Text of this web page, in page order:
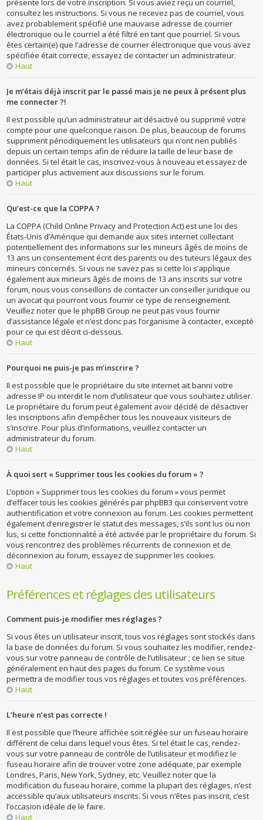
présente lors de votre inscription. Si vous aviez reçu un courriel,
consultez les instructions. Si vous ne recevez pas de courriel, vous
avez probablement spécifié une mauvaise adresse de courrier
électronique ou le courriel a été filtré en tant que pourriel. Si vous
êtes certain(e) que l’adresse de courrier électronique que vous avez
spécifiée était correcte, essayez de contacter un administrateur.
Haut
Je m’étais déjà inscrit par le passé mais je ne peux à présent plus
me connecter ?!
Il est possible qu’un administrateur ait désactivé ou supprimé votre
compte pour une quelconque raison. De plus, beaucoup de forums
suppriment périodiquement les utilisateurs qui n’ont rien publiés
depuis un certain temps afin de réduire la taille de leur base de
données. Si tel était le cas, inscrivez-vous à nouveau et essayez de
participer plus activement aux discussions sur le forum.
Haut
Qu’est-ce que la COPPA ?
La COPPA (Child Online Privacy and Protection Act) est une loi des
États-Unis d’Amérique qui demande aux sites internet collectant
potentiellement des informations sur les mineurs âgés de moins de
13 ans un consentement écrit des parents ou des tuteurs légaux des
mineurs concernés. Si vous ne savez pas si cette loi s’applique
également aux mineurs âgés de moins de 13 ans inscrits sur votre
forum, nous vous conseillons de contacter un conseiller juridique ou
un avocat qui pourront vous fournir ce type de renseignement.
Veuillez noter que le phpBB Group ne peut pas vous fournir
d’assistance légale et n’est donc pas l’organisme à contacter, excepté
pour ce qui est décrit ci-dessous.
Haut
Pourquoi ne puis-je pas m’inscrire ?
Il est possible que le propriétaire du site internet ait banni votre
adresse IP ou interdit le nom d’utilisateur que vous souhaitez utiliser.
Le propriétaire du forum peut également avoir décidé de désactiver
les inscriptions afin d’empêcher tous les nouveaux visiteurs de
s’inscrire. Pour plus d’informations, veuillez contacter un
administrateur du forum.
Haut
À quoi sert « Supprimer tous les cookies du forum » ?
L’option « Supprimer tous les cookies du forum » vous permet
d’effacer tous les cookies générés par phpBB3 qui conservent votre
authentification et votre connexion au forum. Les cookies permettent
également d’enregistrer le statut des messages, s’ils sont lus ou non
lus, si cette fonctionnalité a été activée par le propriétaire du forum. Si
vous rencontrez des problèmes récurrents de connexion et de
déconnexion au forum, essayez de supprimer les cookies.
Haut
Préférences et réglages des utilisateurs
Comment puis-je modifier mes réglages ?
Si vous êtes un utilisateur inscrit, tous vos réglages sont stockés dans
la base de données du forum. Si vous souhaitez les modifier, rendez-
vous sur votre panneau de contrôle de l’utilisateur ; ce lien se situe
généralement en haut des pages du forum. Ce système vous
permettra de modifier tous vos réglages et toutes vos préférences.
Haut
L’heure n’est pas correcte !
Il est possible que l’heure affichée soit réglée sur un fuseau horaire
différent de celui dans lequel vous êtes. Si tel était le cas, rendez-
vous sur votre panneau de contrôle de l’utilisateur et modifiez le
fuseau horaire afin de trouver votre zone adéquate, par exemple
Londres, Paris, New York, Sydney, etc. Veuillez noter que la
modification du fuseau horaire, comme la plupart des réglages, n’est
accessible qu’aux utilisateurs inscrits. Si vous n’êtes pas inscrit, c’est
l’occasion idéale de le faire.
Haut